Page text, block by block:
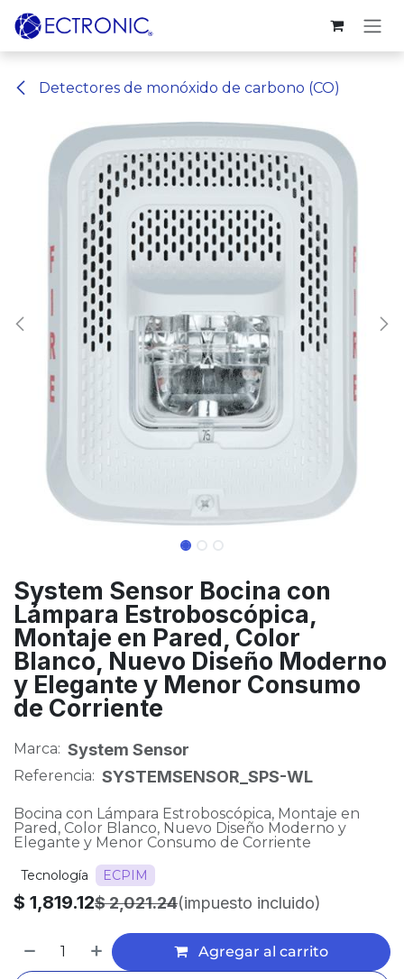
Ir al contenido
Detectores de monóxido de carbono (CO)
System Sensor Bocina con
Lámpara Estroboscópica,
Montaje en Pared, Color
Blanco, Nuevo Diseño Moderno
y Elegante y Menor Consumo
de Corriente
Marca: System Sensor
Referencia: SYSTEMSENSOR_SPS-WL
Bocina con Lámpara Estroboscópica, Montaje en
Pared, Color Blanco, Nuevo Diseño Moderno y
Elegante y Menor Consumo de Corriente
Tecnología ECPIM
$ 1,819.12$2,021.24(impuesto incluido)
Agregar al carrito